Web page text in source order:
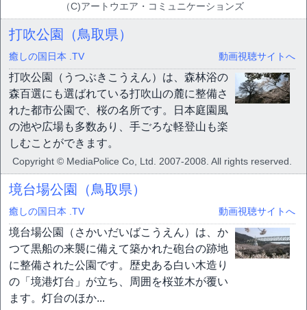
（C)アートウエア・コミュニケーションズ
打吹公園（鳥取県）
癒しの国日本 .TV 動画視聴サイトへ
打吹公園（うつぶきこうえん）は、森林浴の
森百選にも選ばれている打吹山の麓に整備さ
れた都市公園で、桜の名所です。日本庭園風
の池や広場も多数あり、手ごろな軽登山も楽
しむことができます。
Copyright © MediaPolice Co, Ltd. 2007-2008. All rights reserved.
境台場公園（鳥取県）
癒しの国日本 .TV 動画視聴サイトへ
境台場公園（さかいだいばこうえん）は、か
つて黒船の来襲に備えて築かれた砲台の跡地
に整備された公園です。歴史ある白い木造り
の「境港灯台」が立ち、周囲を桜並木が覆い
ます。灯台のほか...